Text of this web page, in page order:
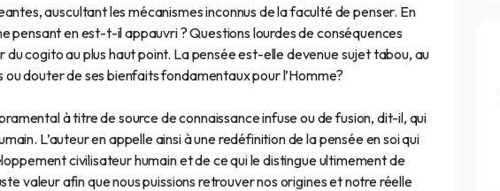
auscultant les mécanismes inconnus de la faculté de penser. En
pensant en est-t-il appauvri ? Questions lourdes de conséquences
du cogito au plus haut point. La pensée est-elle devenue sujet tabou, au
ou douter de ses bienfaits fondamentaux pour l’Homme?
à titre de source de connaissance infuse ou de fusion, dit-il, qui
L’auteur en appelle ainsi à une redéfinition de la pensée en soi qui
civilisateur humain et de ce qui le distingue ultimement de
valeur afin que nous puissions retrouver nos origines et notre réelle